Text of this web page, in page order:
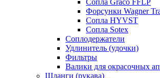
Сопла Graco FFLP
Форсунки Wagner
Сопла HYVST
Сопла Sotex
Соплодержатели
Удлинитель (удочки)
Фильтры
Валики для окрасочных
Шланги (рукава)